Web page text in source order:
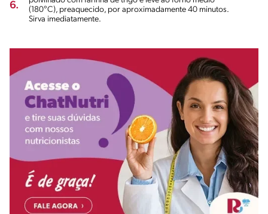
6.
(180°C), preaquecido, por aproximadamente 40 minutos.
Sirva imediatamente.